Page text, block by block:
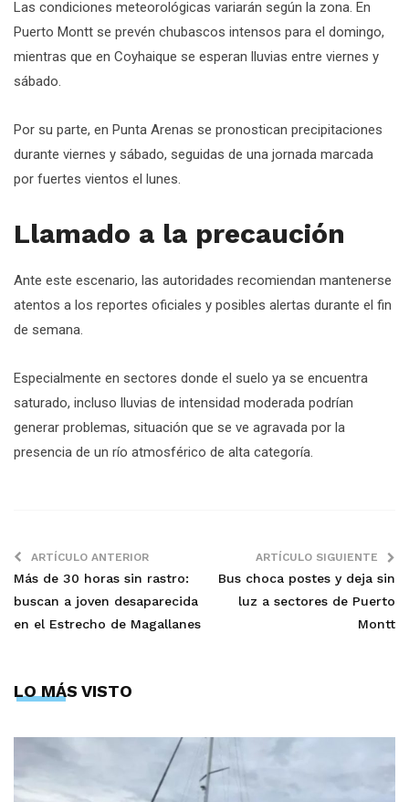
Las condiciones meteorológicas variarán según la zona. En
Puerto Montt se prevén chubascos intensos para el domingo,
mientras que en Coyhaique se esperan lluvias entre viernes y
sábado.
Por su parte, en Punta Arenas se pronostican precipitaciones
durante viernes y sábado, seguidas de una jornada marcada
por fuertes vientos el lunes.
Llamado a la precaución
Ante este escenario, las autoridades recomiendan mantenerse
atentos a los reportes oficiales y posibles alertas durante el fin
de semana.
Especialmente en sectores donde el suelo ya se encuentra
saturado, incluso lluvias de intensidad moderada podrían
generar problemas, situación que se ve agravada por la
presencia de un río atmosférico de alta categoría.
ARTÍCULO ANTERIOR
Más de 30 horas sin rastro:
buscan a joven desaparecida
en el Estrecho de Magallanes
ARTÍCULO SIGUIENTE
Bus choca postes y deja sin
luz a sectores de Puerto
Montt
LO MÁS VISTO